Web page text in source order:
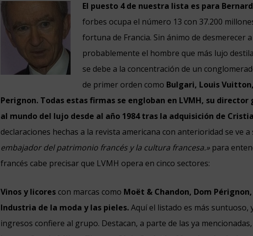
El puesto 4 de nuestra lista es para
forbes ocupa el número 13 con 37.200
fortuna de Francia. Sin ánimo de desmerecer
probablemente el hombre que más lujo
se debe a la concentración de un
de primer orden como Bulgari, Louis
Perignon. Todas estas firmas se engloban en LVMH, su
al mundo del lujo desde al año 1984 tras la adquisición de
declaraciones hechas a la revista americana con anterioridad se ve a
embajador del patrimonio francés y la cultura francesa.» para
francés cabe precisar que LVMH opera en cinco sectores:
Vinos y licores con marcas como Moët & Chandon, Dom Pérignon,
Industria de la moda y las pieles.Aquí el listado es más suntuoso,
ingresos confiere al grupo. Destacan, a parte de las ya mencionadas,